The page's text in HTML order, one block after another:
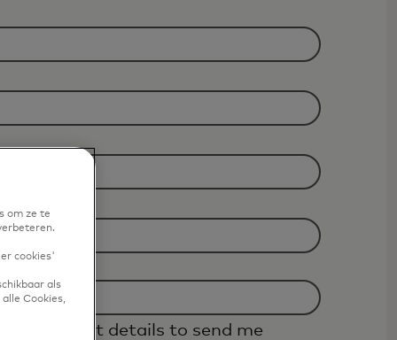
contact details to send me
om ze te
cookies'
als
Cookies,